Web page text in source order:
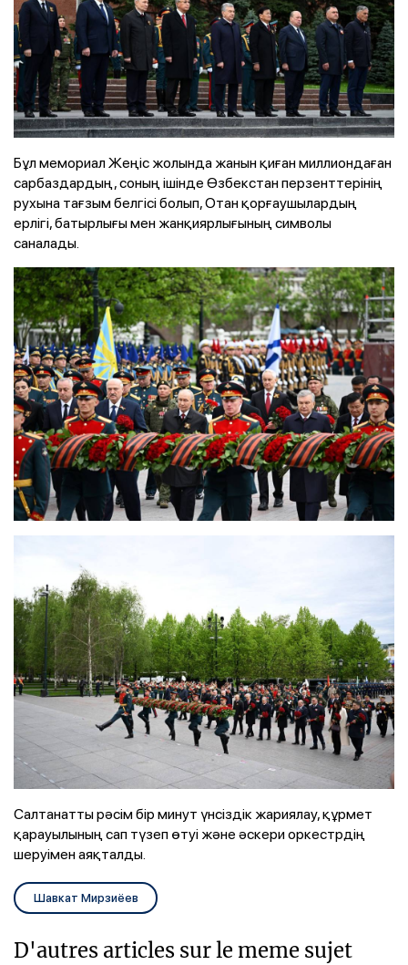
Бұл мемориал Жеңіс жолында жанын қиған миллиондаған
сарбаздардың, соның ішінде Өзбекстан перзенттерінің
рухына тағзым белгісі болып, Отан қорғаушылардың
ерлігі, батырлығы мен жанқиярлығының символы
саналады.
Салтанатты рәсім бір минут үнсіздік жариялау, құрмет
қарауылының сап түзеп өтуі және әскери оркестрдің
шеруімен аяқталды.
Шавкат Мирзиёев
D'autres articles sur le meme sujet